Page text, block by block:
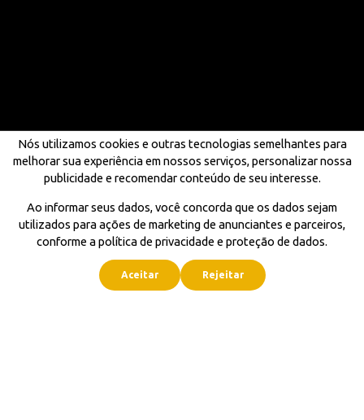
Nós utilizamos cookies e outras tecnologias semelhantes para
melhorar sua experiência em nossos serviços, personalizar nossa
publicidade e recomendar conteúdo de seu interesse.
Ao informar seus dados, você concorda que os dados sejam
utilizados para ações de marketing de anunciantes e parceiros,
conforme a política de privacidade e proteção de dados.
Aceitar Rejeitar